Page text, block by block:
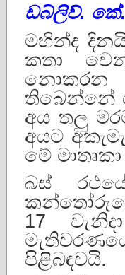
ඩබ්ලිව්. කේ.
මහින්ද
කතා
නොකරන
තිබෙන්නේ
අය තලු
අයට
මේ
බස්
17
පිළිබඳවයි.